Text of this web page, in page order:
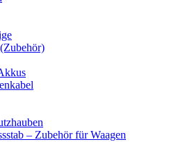
– Zubehör für Waagen